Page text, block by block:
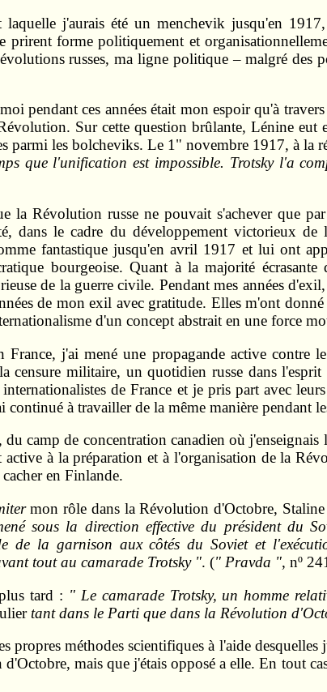
j'aurais été un menchevik jusqu'en
forme politiquement et
russes, ma ligne politique – malgré des
pendant ces années était mon espoir qu'à
Sur cette question brûlante, Lénine
parmi les bolcheviks. Le 1" novembre 1917, à la
que l'unification est impossible. Trotsky l'a
la Révolution russe ne pouvait s'achever que
dans le cadre du développement victorieux
fantastique jusqu'en avril 1917 et lui ont
bourgeoise. Quant à la majorité écrasante
de la guerre civile. Pendant mes années
de mon exil avec gratitude. Elles m'ont
d'un concept abstrait en une force
j'ai mené une propagande active contre
censure militaire, un quotidien russe dans
de France et je pris part avec
à travailler de la même manière pendant
camp de concentration canadien où
à la préparation et à l'organisation de la
en Finlande.
mon rôle dans la Révolution d'Octobre, Staline
sous la direction effective du président du
de la garnison aux côtés du Soviet et
tout au camarade Trotsky ". (" Pravda ", nº
tard : " Le camarade Trotsky, un homme
tant dans le Parti que dans la Révolution
propres méthodes scientifiques à l'aide
mais que j'étais opposé a elle. En tout